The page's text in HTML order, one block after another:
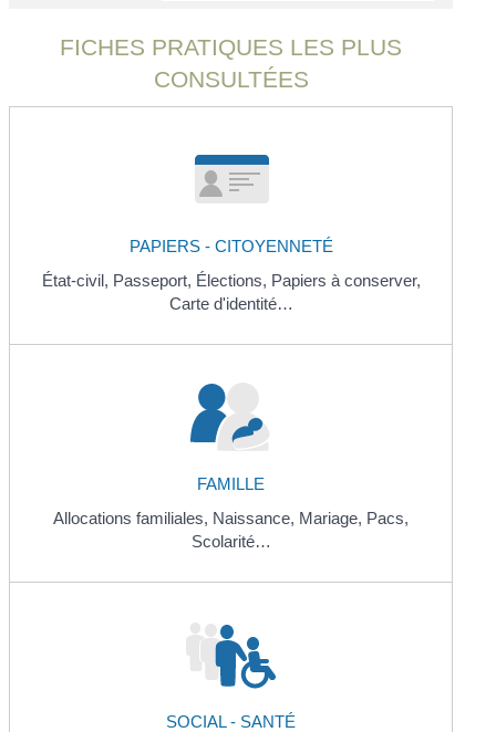
FICHES PRATIQUES LES PLUS
CONSULTÉES
PAPIERS - CITOYENNETÉ
État-civil, Passeport, Élections, Papiers à conserver,
Carte d'identité…
FAMILLE
Allocations familiales, Naissance, Mariage, Pacs,
Scolarité…
SOCIAL - SANTÉ